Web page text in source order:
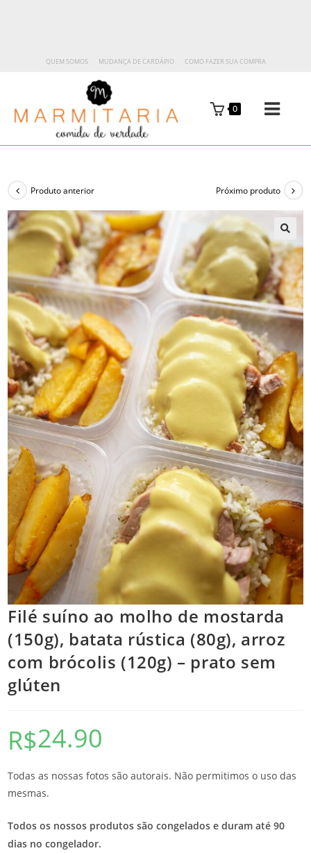
QUEM SOMOS MUDANÇA DE CARDÁPIO COMO FAZER SUA COMPRA
0
Produto anterior Próximo produto
🔍
Filé suíno ao molho de mostarda
(150g), batata rústica (80g), arroz
com brócolis (120g) – prato sem
glúten
R$24.90
Todas as nossas fotos são autorais. Não permitimos o uso das
mesmas.
Todos os nossos produtos são congelados e duram até 90
dias no congelador.